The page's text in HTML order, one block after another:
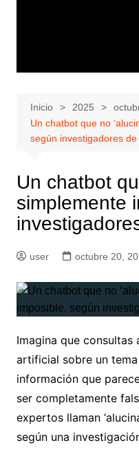
Inicio 2025
Un chatbot que no
según investigadores de
Un chatbot
simplemente
user octubre 20,
Imagina que
artificial sobre un
información que
ser completamente
expertos llaman
según una